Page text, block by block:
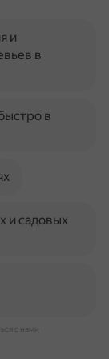
и
в
в
и садовых
с нами